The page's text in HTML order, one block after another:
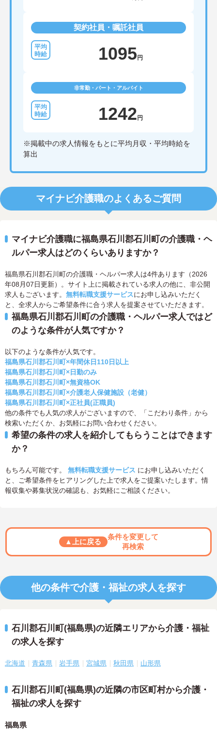
契約社員・嘱託社員
1095 円
非常勤・パート・アルバイト
1242 円
※掲載中の求人情報をもとに平均月収・平均時給を
算出
マイナビ介護職のよくあるご質問
マイナビ介護職に福島県石川郡石川町の介護職・ヘ
ルパー求人はどのくらいありますか？
福島県石川郡石川町の介護職・ヘルパー求人は4件あります（2026
年08月07日更新）。サイト上に掲載されている求人の他に、非公開
求人もございます。 無料転職支援サービスにお申し込みいただく
と、全求人からご希望条件に合う求人を提案させていただきます。
福島県石川郡石川町の介護職・ヘルパー求人ではど
のような条件が人気ですか？
以下のような条件が人気です。
福島県石川郡石川町×年間休日110日以上
福島県石川郡石川町×日勤のみ
福島県石川郡石川町×無資格OK
福島県石川郡石川町×介護老人保健施設（老健）
福島県石川郡石川町×正社員(正職員)
他の条件でも人気の求人がございますので、「こだわり条件」から
検索いただくか、お気軽にお問い合わせください。
希望の条件の求人を紹介してもらうことはできます
か？
もちろん可能です。 無料転職支援サービス にお申し込みいただく
と、ご希望条件をヒアリングした上で求人をご提案いたします。情
報収集や募集状況の確認も、お気軽にご相談ください。
▲上に戻る
条件を変更して
再検索
他の条件で介護・福祉の求人を探す
石川郡石川町(福島県)の近隣エリアから介護・福祉
の求人を探す
北海道 青森県 岩手県 宮城県 秋田県 山形県
石川郡石川町(福島県)の近隣の市区町村から介護・
福祉の求人を探す
福島県